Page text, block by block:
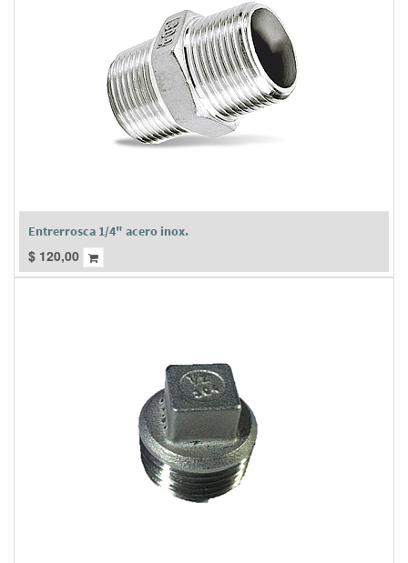
Entrerrosca 1/4" acero inox.
$ 120,00